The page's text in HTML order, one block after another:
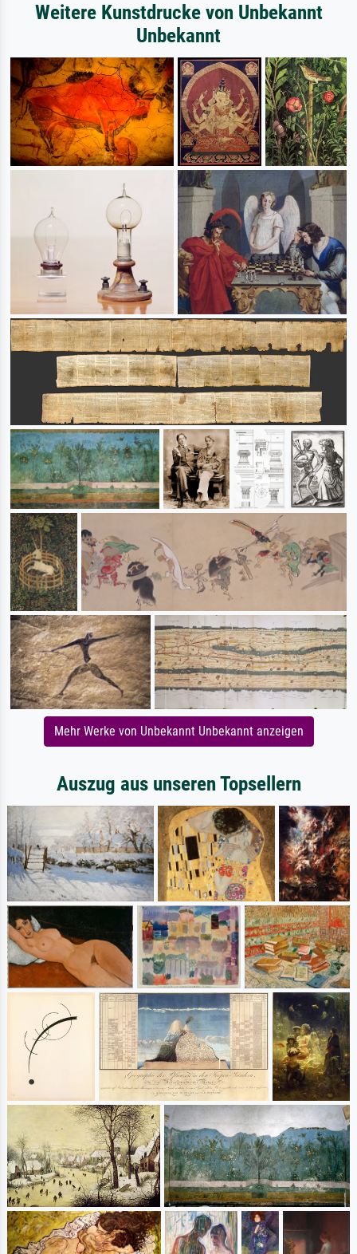
Weitere Kunstdrucke von Unbekannt
Unbekannt
Mehr Werke von Unbekannt Unbekannt anzeigen
Auszug aus unseren Topsellern